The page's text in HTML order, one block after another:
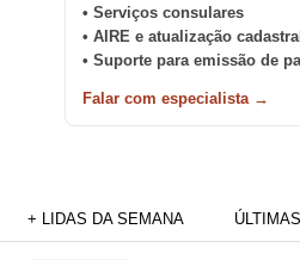
• Serviços consulares
• AIRE e atualização cadastral
• Suporte para emissão de
Falar com especialista →
+ LIDAS DA SEMANA ÚLTIMAS